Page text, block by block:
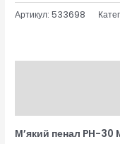
Артикул:533698
М’який пенал PH-30